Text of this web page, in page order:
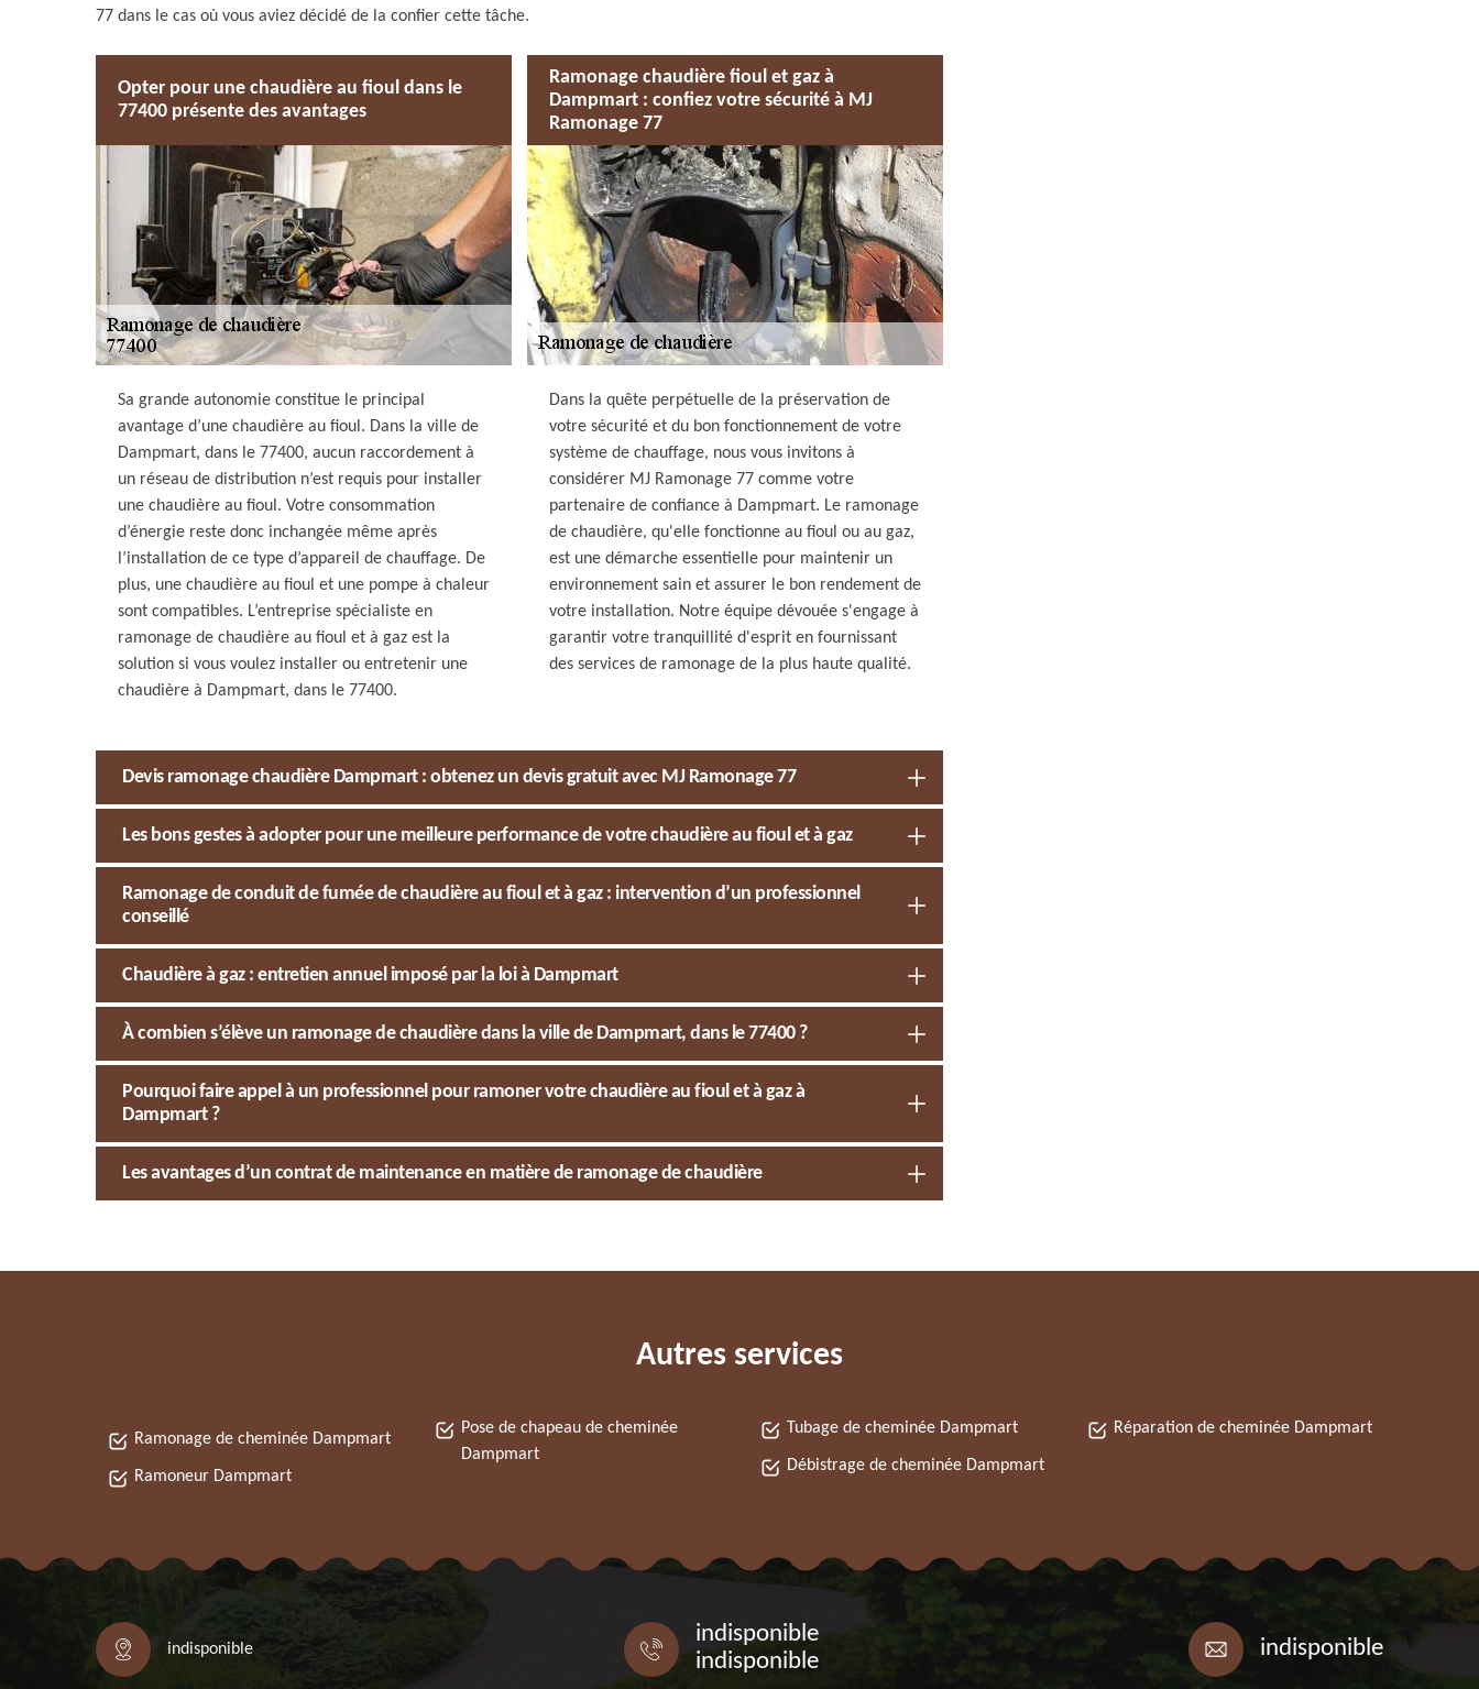
77 dans le cas où vous aviez décidé de la confier cette tâche.
Opter pour une chaudière au fioul dans le
77400 présente des avantages
Sa grande autonomie constitue le principal
avantage d’une chaudière au fioul. Dans la ville de
Dampmart, dans le 77400, aucun raccordement à
un réseau de distribution n’est requis pour installer
une chaudière au fioul. Votre consommation
d’énergie reste donc inchangée même après
l’installation de ce type d’appareil de chauffage. De
plus, une chaudière au fioul et une pompe à chaleur
sont compatibles. L’entreprise spécialiste en
ramonage de chaudière au fioul et à gaz est la
solution si vous voulez installer ou entretenir une
chaudière à Dampmart, dans le 77400.
Ramonage chaudière fioul et gaz à
Dampmart : confiez votre sécurité à MJ
Ramonage 77
Dans la quête perpétuelle de la préservation de
votre sécurité et du bon fonctionnement de votre
système de chauffage, nous vous invitons à
considérer MJ Ramonage 77 comme votre
partenaire de confiance à Dampmart. Le ramonage
de chaudière, qu'elle fonctionne au fioul ou au gaz,
est une démarche essentielle pour maintenir un
environnement sain et assurer le bon rendement de
votre installation. Notre équipe dévouée s'engage à
garantir votre tranquillité d'esprit en fournissant
des services de ramonage de la plus haute qualité.
Devis ramonage chaudière Dampmart : obtenez un devis gratuit avec MJ Ramonage 77
Les bons gestes à adopter pour une meilleure performance de votre chaudière au fioul et à gaz
Ramonage de conduit de fumée de chaudière au fioul et à gaz : intervention d’un professionnel
conseillé
Chaudière à gaz : entretien annuel imposé par la loi à Dampmart
À combien s’élève un ramonage de chaudière dans la ville de Dampmart, dans le 77400 ?
Pourquoi faire appel à un professionnel pour ramoner votre chaudière au fioul et à gaz à
Dampmart ?
Les avantages d’un contrat de maintenance en matière de ramonage de chaudière
Autres services
Ramonage de cheminée Dampmart
Ramoneur Dampmart
Pose de chapeau de cheminée
Dampmart
Tubage de cheminée Dampmart
Débistrage de cheminée Dampmart
Réparation de cheminée Dampmart
indisponible
indisponible
indisponible
indisponible